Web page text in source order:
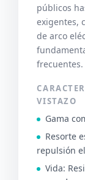
públicos
exigentes,
de arco
frecuentes.
VISTAZO
Gama
Resorte
repulsión
Vida: